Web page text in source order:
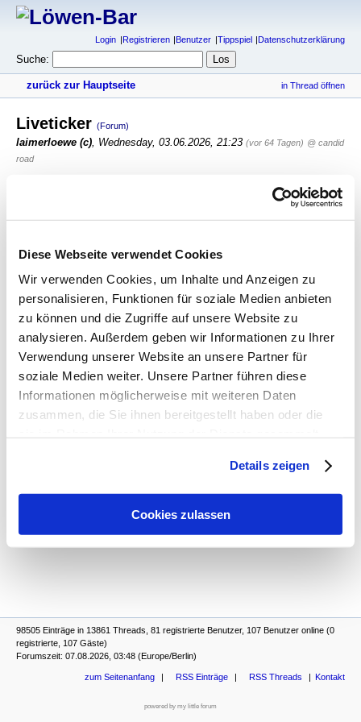
Diese Webseite verwendet Cookies
Wir verwenden Cookies, um Inhalte und Anzeigen zu
personalisieren, Funktionen für soziale Medien anbieten
zu können und die Zugriffe auf unsere Website zu
analysieren. Außerdem geben wir Informationen zu Ihrer
Verwendung unserer Website an unsere Partner für
soziale Medien weiter. Unsere Partner führen diese
Informationen möglicherweise mit weiteren Daten
zusammen, die Sie ihnen bereitgestellt haben oder die
Sie unsere Webseite weiterhin nutzen.
Details zeigen
Cookies zulassen
Login Registrieren Benutzer Tippspiel Datenschutzerklärung
Suche:
zurück zur Hauptseite in Thread öffnen
Liveticker (Forum)
laimerloewe (c), Wednesday, 03.06.2026, 21:23 (vor 64 Tagen) @ candid
road
gesamter Thread:
Liveticker-Joerg ,03.06.2026, 16:33
Liveticker- havo ,03.06.2026, 17:25
havo
Sechziger.de vermeldet „4“ -hjs rätselnd,
03.06.2026, 17:29
Sechzigerjahre.de vermeldet „4“-Volkart St
03.06.2026, 17:33
Liveticker
Liveticker -laimerloewe (c) ,03.06.2026, 21:23
Sportjournalismus beim BR-Amafan,
Sportjournalismus beim BR-laimerloewe (c)
Sportjournalismus beim BR-tomtom
,
04.06.2026, 13:10
98505 Einträge in 13861 Threads, 81 registrierte Benutzer, 107 Benutzer online (0
registrierte, 107 Gäste)
Forumszeit: 07.08.2026, 03:48 (Europe/Berlin)
zum Seitenanfang RSS Einträge RSS Threads Kontakt
powered by my little forum